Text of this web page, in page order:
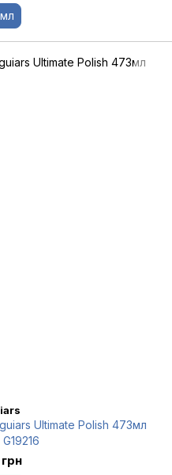
Ultimate Polish 473мл